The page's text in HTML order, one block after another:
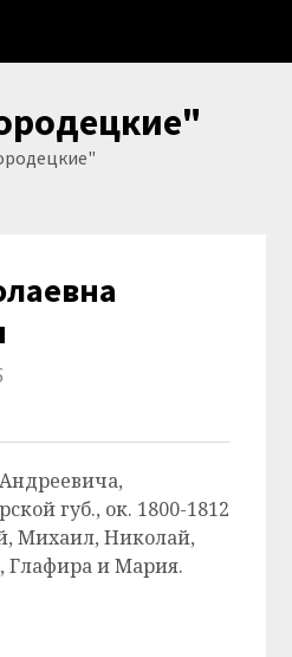
губ., ок. 1800-1812
Михаил, Николай,
Глафира и Мария.